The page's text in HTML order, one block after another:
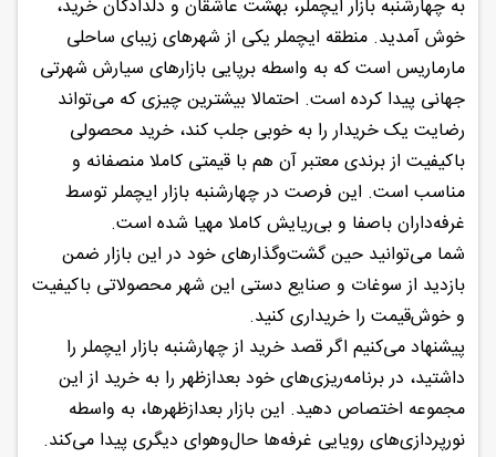
به چهارشنبه بازار ایچملر، بهشت عاشقان و دلدادگان خرید،
خوش آمدید. منطقه ایچملر یکی از شهرهای زیبای ساحلی
مارماریس است که به واسطه برپایی بازارهای سیارش شهرتی
جهانی پیدا کرده است. احتمالا بیشترین چیزی که می‌تواند
رضایت یک خریدار را به خوبی جلب کند، خرید محصولی
باکیفیت از برندی معتبر آن هم با قیمتی کاملا منصفانه و
مناسب است. این فرصت در چهارشنبه بازار ایچملر توسط
غرفه‌داران باصفا و بی‌ریایش کاملا مهیا شده است.
شما می‌توانید حین گشت‌وگذارهای خود در این بازار ضمن
بازدید از سوغات و صنایع دستی این شهر محصولاتی باکیفیت
و خوش‌قیمت را خریداری کنید.
پیشنهاد می‌کنیم اگر قصد خرید از چهارشنبه بازار ایچملر را
داشتید، در برنامه‌ریزی‌های خود بعدازظهر را به خرید از این
مجموعه اختصاص دهید. این بازار بعدازظهرها، به واسطه
نورپردازی‌های رویایی غرفه‌ها حال‌وهوای دیگری پیدا می‌کند.